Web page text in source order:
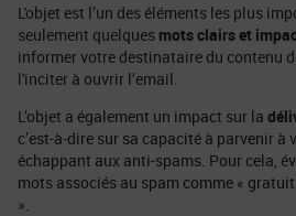
L'objet est l’un des éléments les plus
seulement quelques mots clairs et
informer votre destinataire du contenu
l'inciter à ouvrir l’email.
L’objet a également un impact sur la
c’est-à-dire sur sa capacité à parvenir à
échappant aux anti-spams. Pour cela,
mots associés au spam comme «
».